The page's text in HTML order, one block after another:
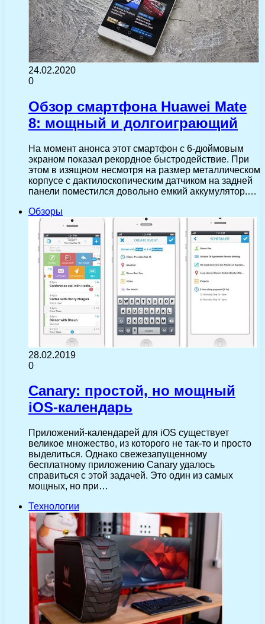
24.02.2020
0
Обзор смартфона Huawei Mate
8: мощный и долгоиграющий
На момент анонса этот смартфон с 6-дюймовым
экраном показал рекордное быстродействие. При
этом в изящном несмотря на размер металлическом
корпусе с дактилоскопическим датчиком на задней
панели поместился довольно емкий аккумулятор.…
Обзоры
28.02.2019
0
Canary: простой, но мощный
iOS-календарь
Приложений-календарей для iOS существует
великое множество, из которого не так-то и просто
выделиться. Однако свежезапущенному
бесплатному приложению Canary удалось
справиться с этой задачей. Это один из самых
мощных, но при…
Технологии